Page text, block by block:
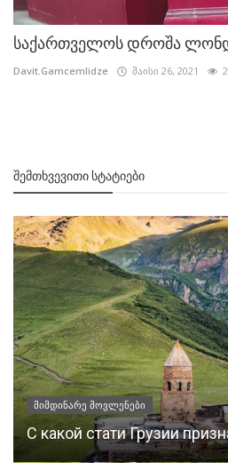
საქართველოს დროშა
Davit.Gamcemlidze მაისი 26, 2021
ᲨᲔᲛᲗᲮᲕᲔᲕᲘᲗᲘ ᲡᲢᲐᲢᲘᲔᲑᲘ
მიმდინარე მოვლენები
С какой стати Грузии